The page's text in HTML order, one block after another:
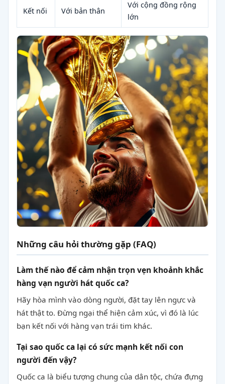
Kết nối Với bản thân
Với cộng đồng rộng
lớn
Những câu hỏi thường gặp (FAQ)
Làm thế nào để cảm nhận trọn vẹn khoảnh khắc
hàng vạn người hát quốc ca?
Hãy hòa mình vào dòng người, đặt tay lên ngực và
hát thật to. Đừng ngại thể hiện cảm xúc, vì đó là lúc
bạn kết nối với hàng vạn trái tim khác.
Tại sao quốc ca lại có sức mạnh kết nối con
người đến vậy?
Quốc ca là biểu tượng chung của dân tộc, chứa đựng